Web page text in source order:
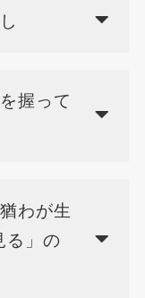
握って
わが生
る」の